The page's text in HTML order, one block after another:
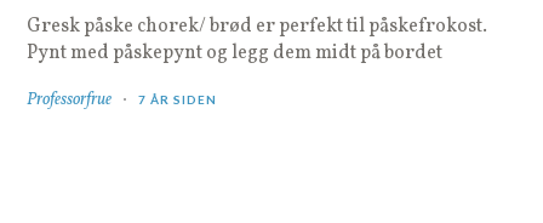
Gresk påske chorek/ brød er perfekt til påskefrokost.
Pynt med påskepynt og legg dem midt på bordet
Professorfrue 7 ÅR SIDEN